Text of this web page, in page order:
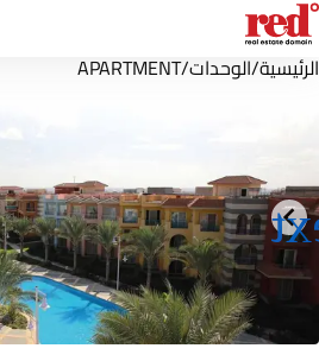
الرئيسية/الوحدات/
APARTMENT